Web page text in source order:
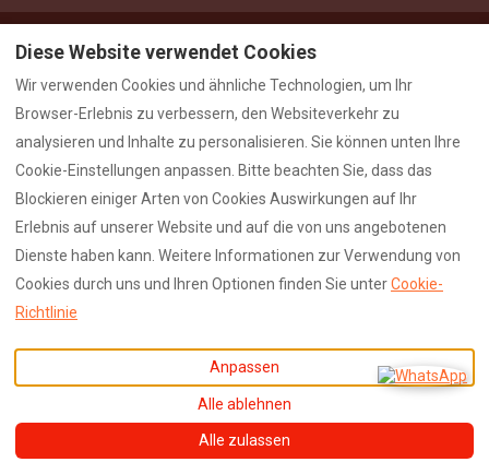
Deutsch EUR 00393495452424
Johann-Kofler-Str. 20,
Sterzing, Bozen, Italien
E-Mail:
info@stadtnestl.it
©2026 Stadtnestl
Apartment Alle Rechte
by Lodgify
Diese Website verwendet Cookies
Wir verwenden Cookies und ähnliche Technologien, um Ihr
Browser-Erlebnis zu verbessern, den Websiteverkehr zu
analysieren und Inhalte zu personalisieren. Sie können unten Ihre
Cookie-Einstellungen anpassen. Bitte beachten Sie, dass das
Blockieren einiger Arten von Cookies Auswirkungen auf Ihr
Erlebnis auf unserer Website und auf die von uns angebotenen
Dienste haben kann. Weitere Informationen zur Verwendung von
Cookies durch uns und Ihren Optionen finden Sie unterCookie-
Richtlinie
Anpassen
Alle ablehnen
Alle zulassen